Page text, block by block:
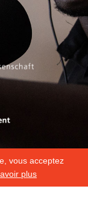
vous acceptez
plus